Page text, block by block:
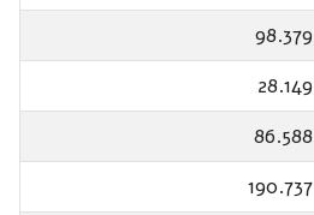
98.379
28.149
86.588
190.737